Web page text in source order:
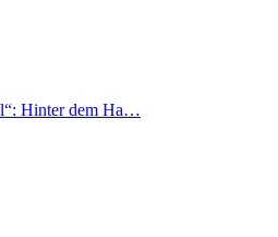
Hinter dem Ha…